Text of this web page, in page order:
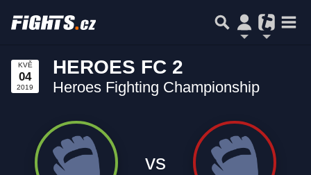
KVĚ
04
2019
HEROES FC 2
Heroes Fighting Championship
vs